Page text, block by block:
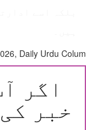
2026, Daily Urdu
اگر
خبر